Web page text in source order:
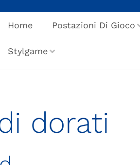
Home Postazioni Di Gioco
Stylgame
dorati